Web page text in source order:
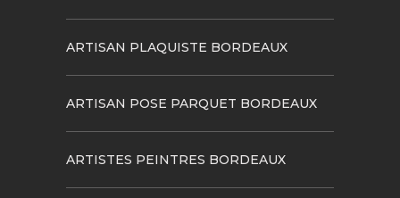
ARTISAN PLAQUISTE BORDEAUX
ARTISAN POSE PARQUET BORDEAUX
ARTISTES PEINTRES BORDEAUX